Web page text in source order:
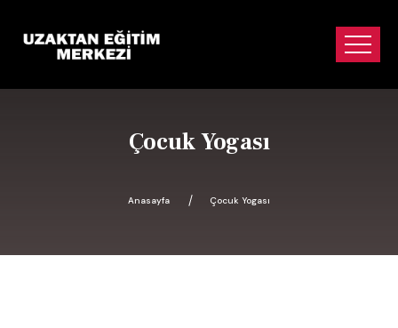
Çocuk Yogası
Anasayfa Çocuk Yogası